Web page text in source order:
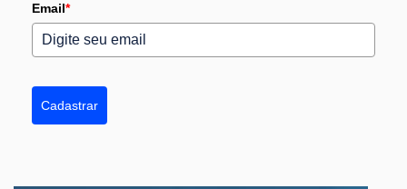
Email*
Cadastrar